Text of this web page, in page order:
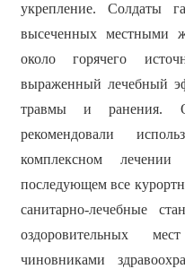
укрепление. Солдаты
высеченных местными
около горячего
выраженный лечебный
травмы и ранения.
рекомендовали
комплексном
последующем все
санитарно-лечебные
оздоровительных
чиновниками